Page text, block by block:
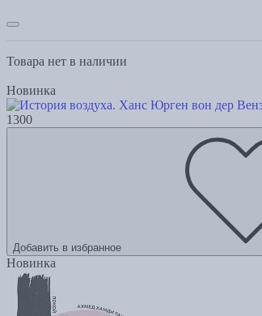
Товара нет в наличии
Новинка
1300
Добавить в избранное
Новинка